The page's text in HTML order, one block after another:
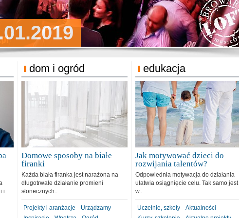
Podgrodzie 31.12.2018
Pensjonat Michelin
i
dom i ogród
Domowe sposoby na białe
firanki
Każda biała firanka jest narażona na
długotrwałe działanie promieni
słonecznych..
Projekty i aranżacje
Urządzamy
edukacja
Jak motywować dzieci do
rozwijania talentów?
Odpowiednia motywacja do działania
ułatwia osiągnięcie celu. Tak samo jest
w..
Uczelnie, szkoły
Aktualności